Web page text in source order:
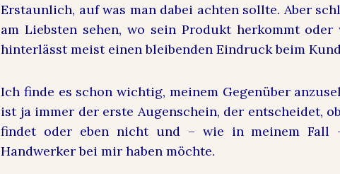
Erstaunlich, auf was man dabei achten sollte. Aber
am Liebsten sehen, wo sein Produkt herkommt
hinterlässt meist einen bleibenden Eindruck beim
Ich finde es schon wichtig, meinem Gegenüber
ist ja immer der erste Augenschein, der entscheidet,
findet oder eben nicht und – wie in meinem Fall
Handwerker bei mir haben möchte.